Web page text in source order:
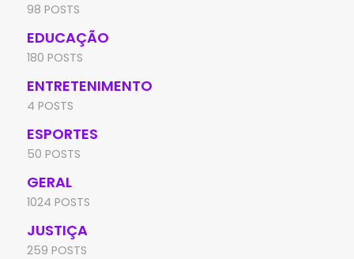
98 POSTS
EDUCAÇÃO
180 POSTS
ENTRETENIMENTO
4 POSTS
ESPORTES
50 POSTS
GERAL
1024 POSTS
JUSTIÇA
259 POSTS